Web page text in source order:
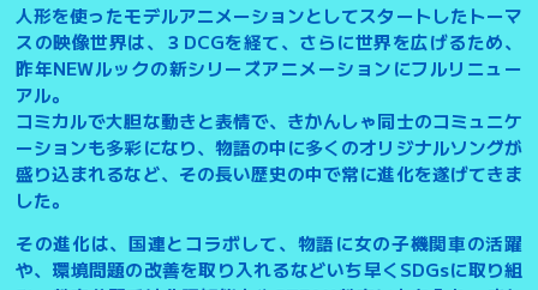
人形を使ったモデルアニメーションとしてスタートしたトーマ
スの映像世界は、３DCGを経て、さらに世界を広げるため、
昨年NEWルックの新シリーズアニメーションにフルリニュー
アル。
コミカルで大胆な動きと表情で、きかんしゃ同士のコミュニケ
ーションも多彩になり、物語の中に多くのオリジナルソングが
盛り込まれるなど、その長い歴史の中で常に進化を遂げてきま
した。
その進化は、国連とコラボして、物語に女の子機関車の活躍
や、環境問題の改善を取り入れるなどいち早くSDGsに取り組